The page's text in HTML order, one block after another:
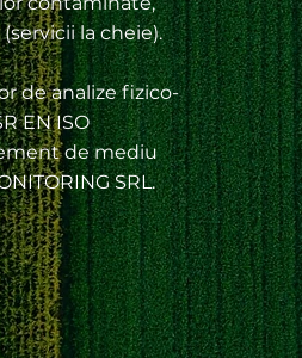
la cheie).
de analize fizico-
EN ISO
de mediu
SRL.